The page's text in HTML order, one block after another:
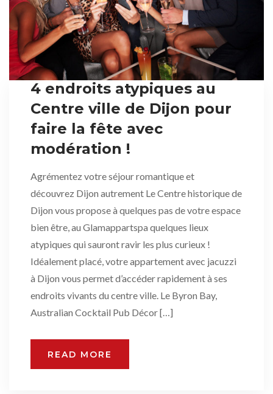
4 endroits atypiques au
Centre ville de Dijon pour
faire la fête avec
modération !
Agrémentez votre séjour romantique et
découvrez Dijon autrement Le Centre historique de
Dijon vous propose à quelques pas de votre espace
bien être, au Glamappartspa quelques lieux
atypiques qui sauront ravir les plus curieux !
Idéalement placé, votre appartement avec jacuzzi
à Dijon vous permet d’accéder rapidement à ses
endroits vivants du centre ville. Le Byron Bay,
Australian Cocktail Pub Décor […]
READ MORE